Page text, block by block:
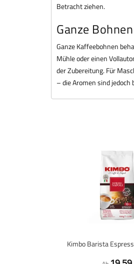
Betracht ziehen.
Ganze
Ganze Kaffeebohnen
Mühle oder einen
der Zubereitung. Für
– die Aromen sind